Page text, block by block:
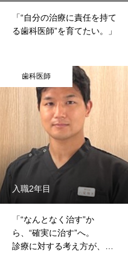
トップページ
当院で働く魅力
歯科助手の仕事内容
歯科助手の1日
「“自分の治療に責任を持て
る歯科医師”を育てたい。」
歯科医師
入職2年目
「“なんとなく治す”か
ら、“確実に治す”へ。
診療に対する考え方が、